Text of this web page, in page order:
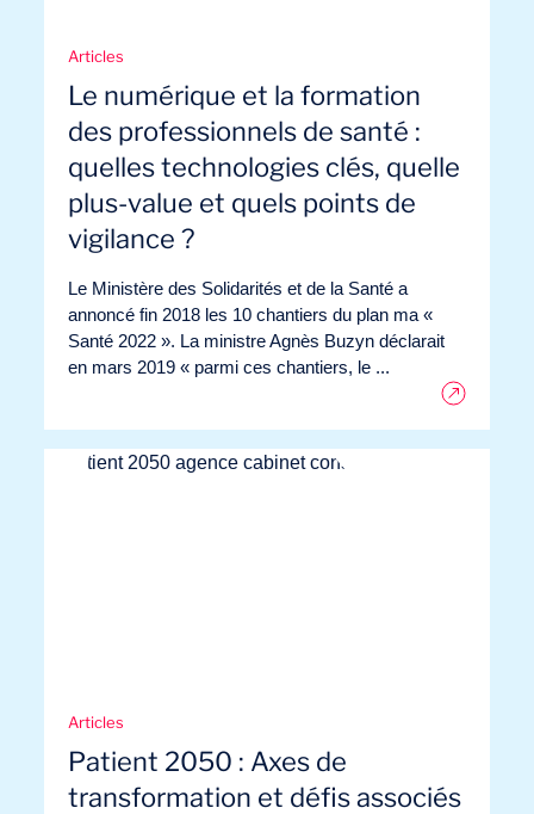
Expertises
Articles
Le numérique et la formation
des professionnels de santé :
quelles technologies clés, quelle
plus-value et quels points de
vigilance ?
Le Ministère des Solidarités et de la Santé a
annoncé fin 2018 les 10 chantiers du plan ma «
Santé 2022 ». La ministre Agnès Buzyn déclarait
en mars 2019 « parmi ces chantiers, le ...
Articles
Patient 2050 : Axes de
transformation et défis associés